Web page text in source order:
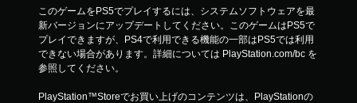
このゲームをPS5でプレイするには、システムソフトウェアを最
新バージョンにアップデートしてください。このゲームはPS5で
プレイできますが、PS4で利用できる機能の一部はPS5では利用
できない場合があります。詳細については PlayStation.com/bc を
参照してください。
PlayStation™Storeでお買い上げのコンテンツは、PlayStationの